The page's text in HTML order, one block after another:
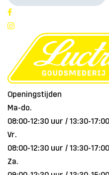
Openingstijden
Ma-do.
08:00-12:30 uur / 13:30-
Vr.
08:00-12:30 uur / 13:30-
Za.